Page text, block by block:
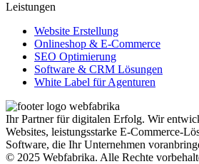
Leistungen
Website Erstellung
Onlineshop & E-Commerce
SEO Optimierung
Software & CRM Lösungen
White Label für Agenturen
Ihr Partner für digitalen Erfolg. Wir
Websites, leistungsstarke E-Commerce-
Software, die Ihr Unternehmen
© 2025 Webfabrika. Alle Rechte